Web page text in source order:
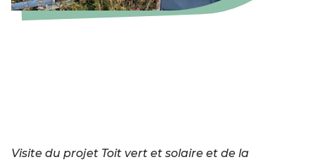
Visite du projet Toit vert et solaire et de la